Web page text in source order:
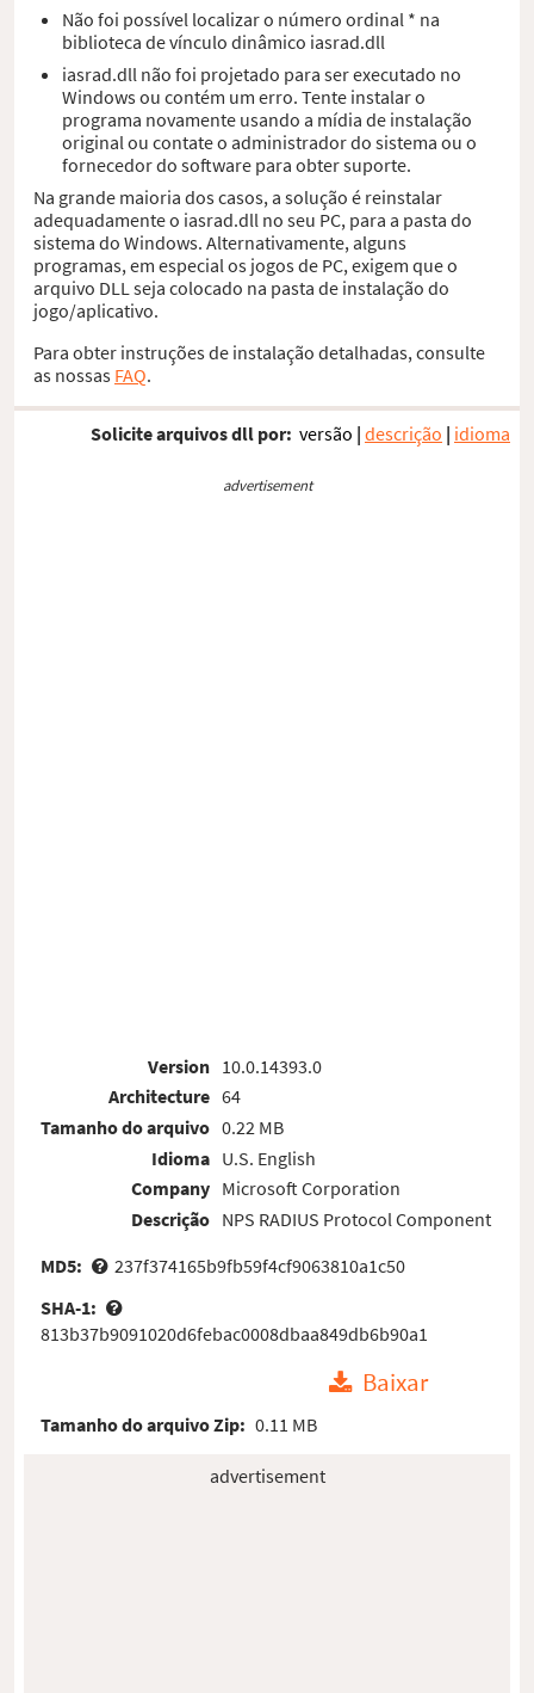
Não foi possível localizar o número ordinal * na
biblioteca de vínculo dinâmico iasrad.dll
iasrad.dll não foi projetado para ser executado no
Windows ou contém um erro. Tente instalar o
programa novamente usando a mídia de instalação
original ou contate o administrador do sistema ou o
fornecedor do software para obter suporte.
Na grande maioria dos casos, a solução é reinstalar
adequadamente o iasrad.dll no seu PC, para a pasta do
sistema do Windows. Alternativamente, alguns
programas, em especial os jogos de PC, exigem que o
arquivo DLL seja colocado na pasta de instalação do
jogo/aplicativo.
Para obter instruções de instalação detalhadas, consulte
as nossas FAQ.
Solicite arquivos dll por: versão | descrição | idioma
advertisement
Version
Architecture
Tamanho do arquivo
Idioma
Company
Descrição
10.0.14393.0
64
0.22 MB
U.S. English
Microsoft Corporation
NPS RADIUS Protocol Component
MD5:
237f374165b9fb59f4cf9063810a1c50
SHA-1:
813b37b9091020d6febac0008dbaa849db6b90a1
Baixar
Tamanho do arquivo Zip: 0.11 MB
advertisement